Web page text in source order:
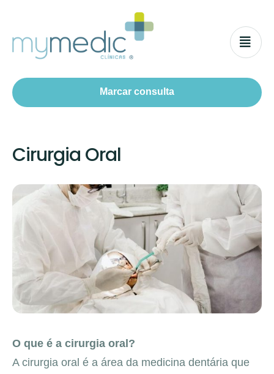
Marcar consulta
Cirurgia Oral
O que é a cirurgia oral?
A cirurgia oral é a área da medicina dentária que